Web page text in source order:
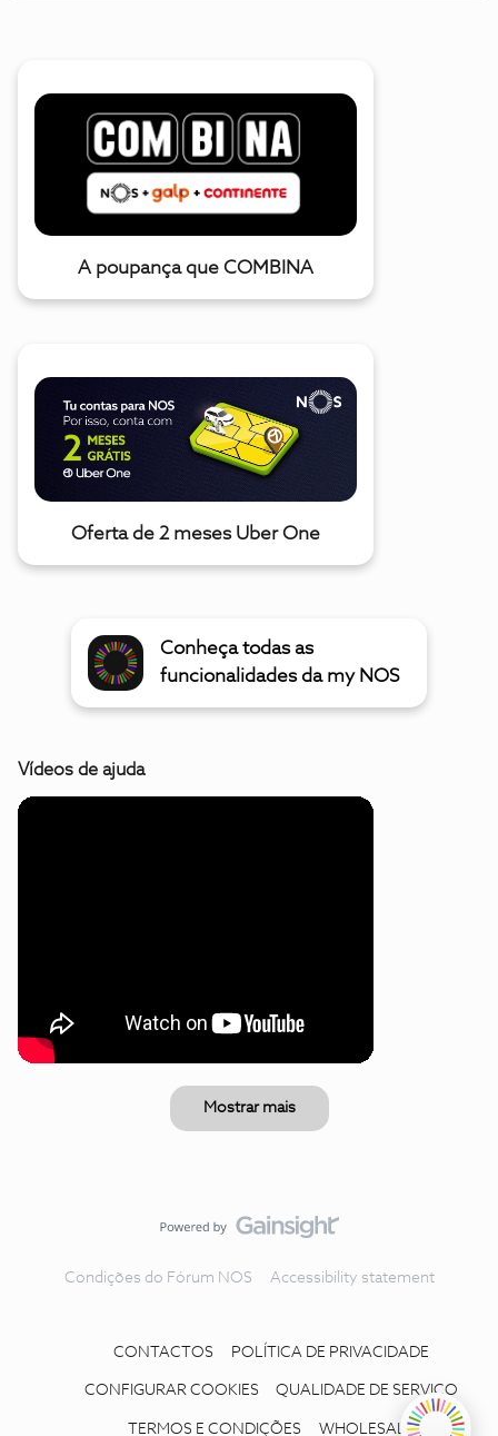
A poupança que COMBINA
Oferta de 2 meses Uber One
Conheça todas as
funcionalidades da my NOS
Vídeos de ajuda
Mostrar mais
Condições do Fórum NOS Accessibility statement
CONTACTOS POLÍTICA DE PRIVACIDADE
CONFIGURAR COOKIES QUALIDADE DE SERVIÇO
TERMOS E CONDIÇÕES WHOLESALE